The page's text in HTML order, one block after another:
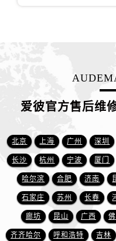
爱彼官方售后维
北京 上海 广州 深圳
长沙 杭州 宁波 厦门
哈尔滨 合肥 济南
石家庄 苏州 长春
廊坊 昆山 广西
齐齐哈尔 呼和浩特 吉林